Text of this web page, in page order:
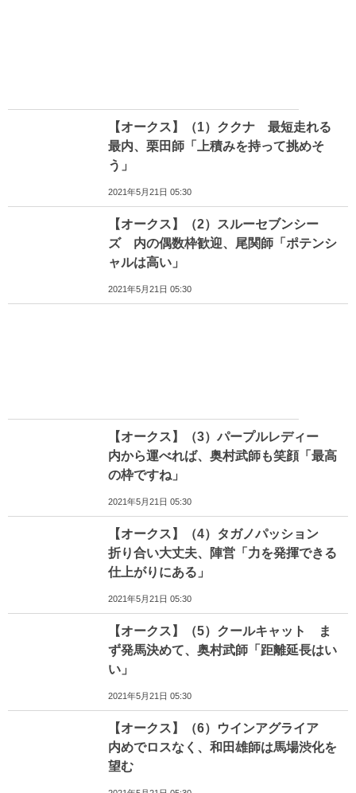
【オークス】（1）ククナ 最短走れる
最内、栗田師「上積みを持って挑めそ
う」
2021年5月21日 05:30
【オークス】（2）スルーセブンシー
ズ 内の偶数枠歓迎、尾関師「ポテンシ
ャルは高い」
2021年5月21日 05:30
【オークス】（3）パープルレディー
内から運べれば、奥村武師も笑顔「最高
の枠ですね」
2021年5月21日 05:30
【オークス】（4）タガノパッション
折り合い大丈夫、陣営「力を発揮できる
仕上がりにある」
2021年5月21日 05:30
【オークス】（5）クールキャット ま
ず発馬決めて、奥村武師「距離延長はい
い」
2021年5月21日 05:30
【オークス】（6）ウインアグライア
内めでロスなく、和田雄師は馬場渋化を
望む